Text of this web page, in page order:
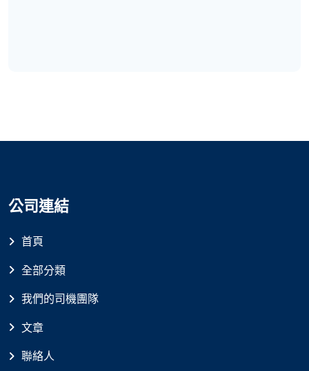
公司連結
首頁
全部分類
我們的司機團隊
文章
聯絡人